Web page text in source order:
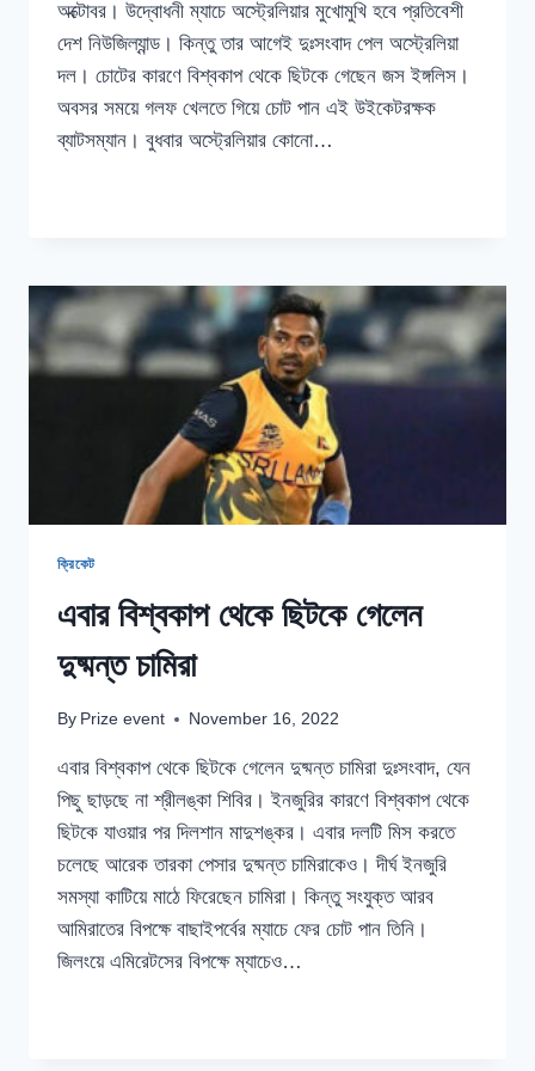
অক্টোবর। উদ্বোধনী ম্যাচে অস্ট্রেলিয়ার মুখোমুখি হবে প্রতিবেশী
দেশ নিউজিল্যান্ড। কিন্তু তার আগেই দুঃসংবাদ পেল অস্ট্রেলিয়া
দল। চোটের কারণে বিশ্বকাপ থেকে ছিটকে গেছেন জস ইঙ্গলিস।
অবসর সময়ে গলফ খেলতে গিয়ে চোট পান এই উইকেটরক্ষক
ব্যাটসম্যান। বুধবার অস্ট্রেলিয়ার কোনো…
ক্যামেরন
বিশ্বকাপ
দলে
পেয়েছেন
ক্রিকেট
এবার বিশ্বকাপ থেকে ছিটকে গেলেন
দুষ্মন্ত চামিরা
By Prize event November 16, 2022
এবার বিশ্বকাপ থেকে ছিটকে গেলেন দুষ্মন্ত চামিরা দুঃসংবাদ, যেন
পিছু ছাড়ছে না শ্রীলঙ্কা শিবির। ইনজুরির কারণে বিশ্বকাপ থেকে
ছিটকে যাওয়ার পর দিলশান মাদুশঙ্কর। এবার দলটি মিস করতে
চলেছে আরেক তারকা পেসার দুষ্মন্ত চামিরাকেও। দীর্ঘ ইনজুরি
সমস্যা কাটিয়ে মাঠে ফিরেছেন চামিরা। কিন্তু সংযুক্ত আরব
আমিরাতের বিপক্ষে বাছাইপর্বের ম্যাচে ফের চোট পান তিনি।
জিলংয়ে এমিরেটসের বিপক্ষে ম্যাচেও…